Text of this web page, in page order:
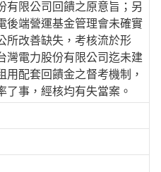
有限公司回饋之原意旨；另
後端營運基金管理會未確實
所改善缺失，考核流於形
灣電力股份有限公司迄未建
用配套回饋金之督考機制，
了事，經核均有失當案。